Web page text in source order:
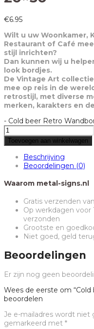
€6.95
Wilt u uw Woonkamer,
Restaurant of Café
stijl inrichten?
Dan kunnen wij u
look bordjes.
De Vintage Art
mee op reis in de
retrostijl, met diverse
merken, karakters en
- Cold beer Retro
Toevoegen aan winkelwagen
Beschrijving
Beoordelingen (0)
Waarom metal-signs.nl
Gratis verzenden
Op werkdagen voor
verzonden
Grootste en
Niet goed, geld
Beoordelingen
Er zijn nog geen
Wees de eerste om
beoordelen
Je e-mailadres wordt niet
gemarkeerd met *